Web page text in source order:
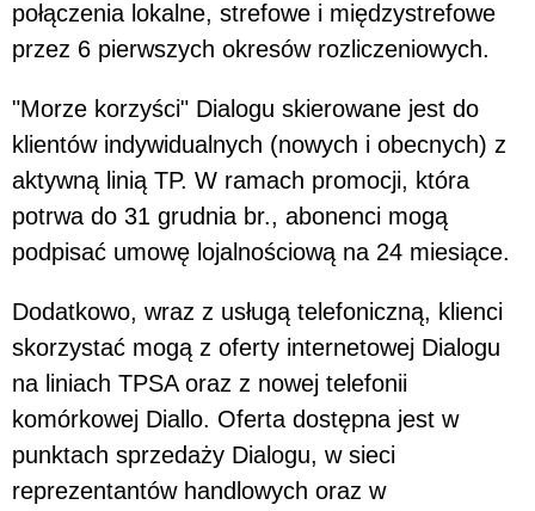
połączenia lokalne, strefowe i międzystrefowe
przez 6 pierwszych okresów rozliczeniowych.
"Morze korzyści" Dialogu skierowane jest do
klientów indywidualnych (nowych i obecnych) z
aktywną linią TP. W ramach promocji, która
potrwa do 31 grudnia br., abonenci mogą
podpisać umowę lojalnościową na 24 miesiące.
Dodatkowo, wraz z usługą telefoniczną, klienci
skorzystać mogą z oferty internetowej Dialogu
na liniach TPSA oraz z nowej telefonii
komórkowej Diallo. Oferta dostępna jest w
punktach sprzedaży Dialogu, w sieci
reprezentantów handlowych oraz w